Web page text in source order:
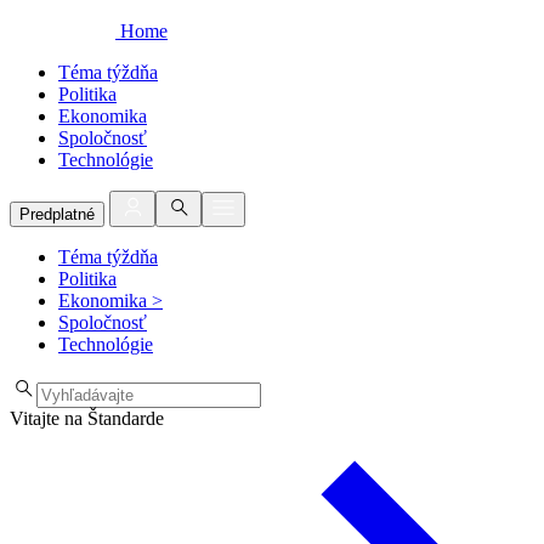
Home
Téma týždňa
Politika
Ekonomika
Spoločnosť
Technológie
Predplatné
Téma týždňa
Politika
Ekonomika >
Spoločnosť
Technológie
Vitajte na Štandarde